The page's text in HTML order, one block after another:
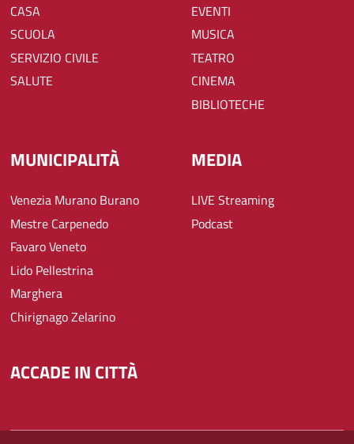
CASA
SCUOLA
SERVIZIO CIVILE
SALUTE
EVENTI
MUSICA
TEATRO
CINEMA
BIBLIOTECHE
MUNICIPALITÀ
Venezia Murano Burano
Mestre Carpenedo
Favaro Veneto
Lido Pellestrina
Marghera
Chirignago Zelarino
MEDIA
LIVE Streaming
Podcast
ACCADE IN CITTÀ